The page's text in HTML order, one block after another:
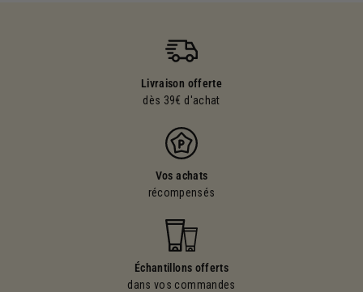
Livraison offerte
dès 39€ d'achat
Vos achats
récompensés
Échantillons offerts
dans vos commandes